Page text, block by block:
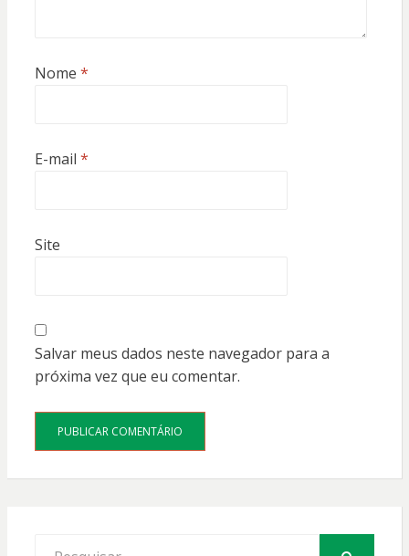
Nome *
E-mail *
Site
Salvar meus dados neste navegador para a
próxima vez que eu comentar.